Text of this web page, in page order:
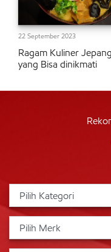
22 September 2023
Ragam Kuliner Jepang
yang Bisa dinikmati